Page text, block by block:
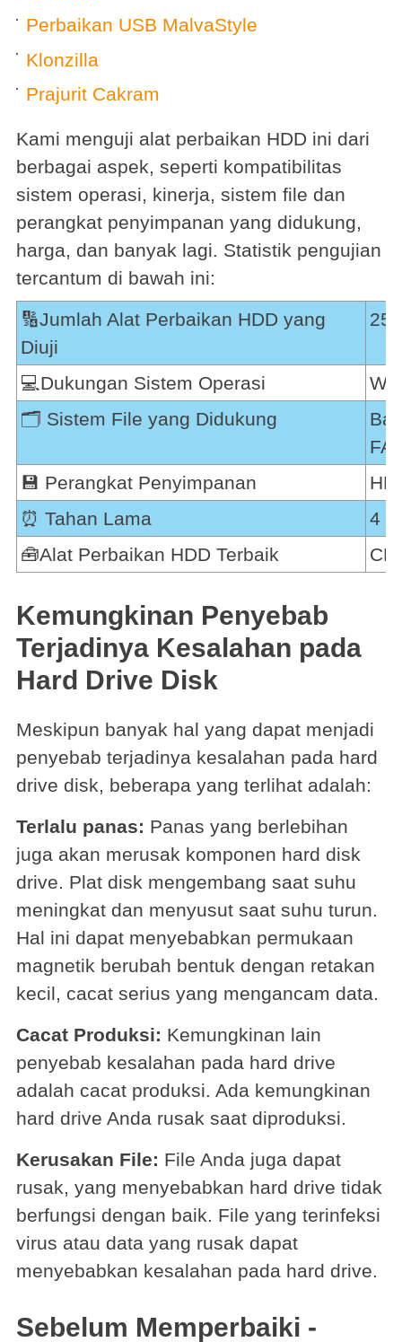
Perbaikan USB MalvaStyle
Klonzilla
Prajurit Cakram
Kami menguji alat perbaikan HDD ini dari
berbagai aspek, seperti kompatibilitas
sistem operasi, kinerja, sistem file dan
perangkat penyimpanan yang didukung,
harga, dan banyak lagi. Statistik pengujian
tercantum di bawah ini:
🔢Jumlah Alat Perbaikan HDD yang
Diuji
25
💻Dukungan Sistem Operasi
🗂️ Sistem File yang Didukung
💾 Perangkat Penyimpanan
⏰ Tahan Lama
4
🧰Alat Perbaikan HDD Terbaik
Kemungkinan Penyebab
Terjadinya Kesalahan pada
Hard Drive Disk
Meskipun banyak hal yang dapat menjadi
penyebab terjadinya kesalahan pada hard
drive disk, beberapa yang terlihat adalah:
Terlalu panas: Panas yang berlebihan
juga akan merusak komponen hard disk
drive. Plat disk mengembang saat suhu
meningkat dan menyusut saat suhu turun.
Hal ini dapat menyebabkan permukaan
magnetik berubah bentuk dengan retakan
kecil, cacat serius yang mengancam data.
Cacat Produksi: Kemungkinan lain
penyebab kesalahan pada hard drive
adalah cacat produksi. Ada kemungkinan
hard drive Anda rusak saat diproduksi.
Kerusakan File: File Anda juga dapat
rusak, yang menyebabkan hard drive tidak
berfungsi dengan baik. File yang terinfeksi
virus atau data yang rusak dapat
menyebabkan kesalahan pada hard drive.
Sebelum Memperbaiki -